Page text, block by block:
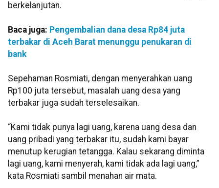
berkelanjutan.
Baca juga: Pengembalian dana desa Rp84 juta
terbakar di Aceh Barat menunggu penukaran di
bank
Sepehaman Rosmiati, dengan menyerahkan uang
Rp100 juta tersebut, masalah uang desa yang
terbakar juga sudah terselesaikan.
“Kami tidak punya lagi uang, karena uang desa dan
uang pribadi yang terbakar itu, sudah kami bayar
menutup kerugian tetangga. Kalau sekarang diminta
lagi uang, kami menyerah, kami tidak ada lagi uang,”
kata Rosmiati sambil menahan air mata.